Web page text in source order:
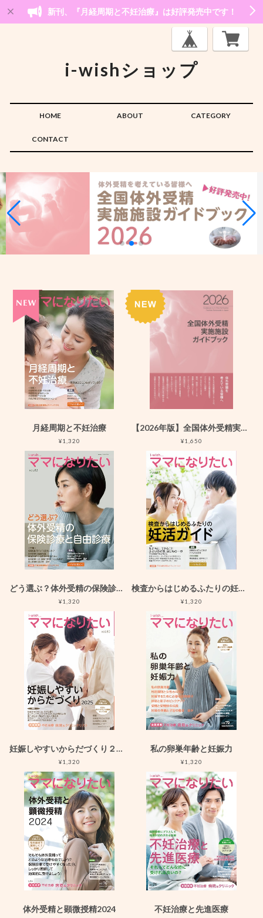
新刊、『月経周期と不妊治療』は好評発売中です！
i-wishショップ
HOME ABOUT CATEGORY
CONTACT
月経周期と不妊治療
¥1,320
【2026年版】全国体外受精実施施設ガイドブック2026
¥1,650
どう選ぶ？体外受精の保険診療と自由診療
¥1,320
検査からはじめるふたりの妊活ガイド
¥1,320
妊娠しやすいからだづくり２０２５
¥1,320
私の卵巣年齢と妊娠力
¥1,320
体外受精と顕微授精2024 不妊治療と先進医療